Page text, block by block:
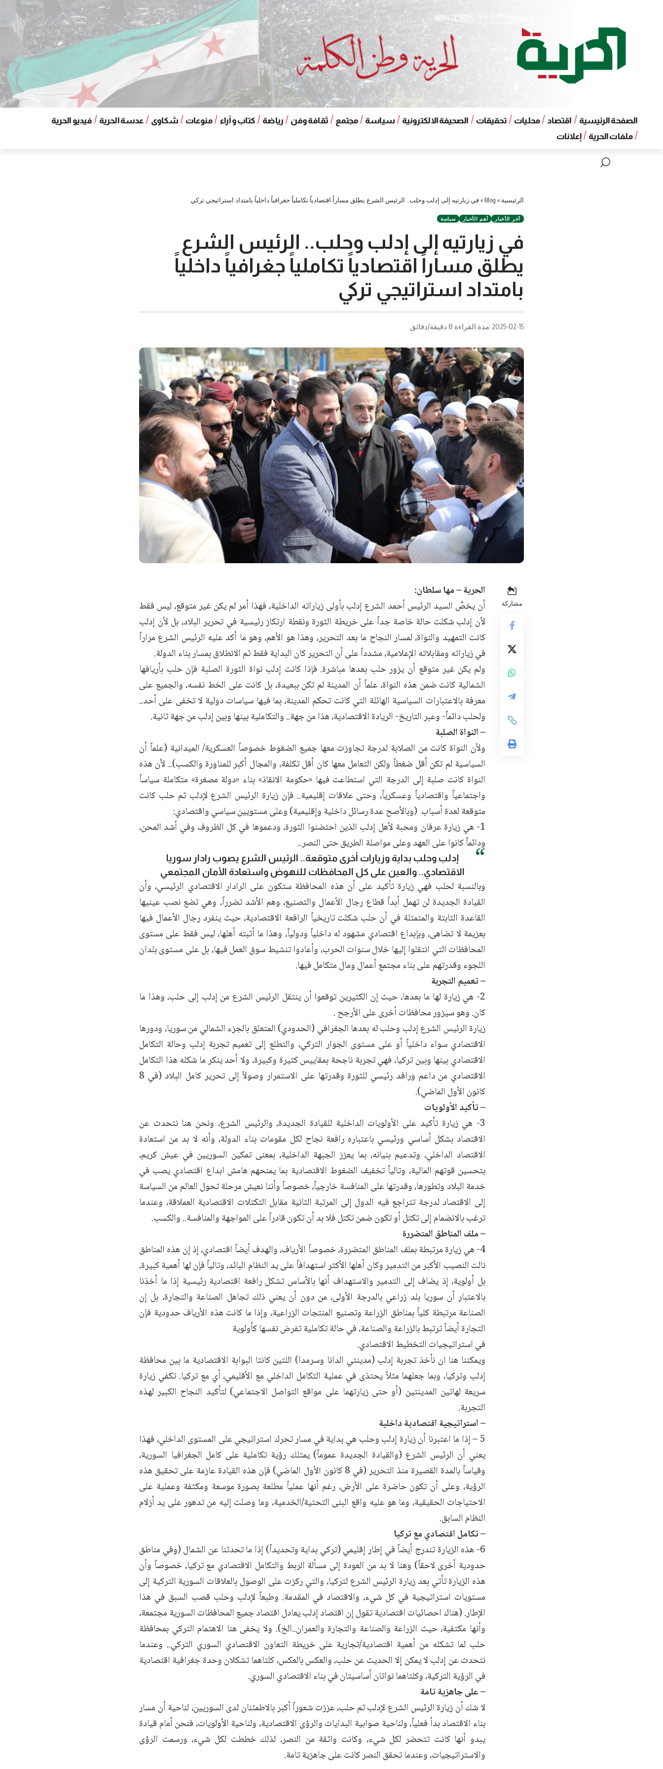
الصفحة الرئيسية اقتصاد محليات تحقيقات الصحيفة الالكترونية سياسة مجتمع ثقافة وفن رياضة كتاب و آراء منوعات شكاوى عدسة الحرية
فيديو الحرية
ملفات الحرية
إعلانات
الرئيسية »
Blog
»في زيارتيه إلى إدلب وحلب.. الرئيس الشرع يطلق مساراً اقتصادياً تكاملياً جغرافياً داخلياً بامتداد استراتيجي تركي
آخر الأخبار أهم الأخبار سياسة
في زيارتيه إلى إدلب وحلب.. الرئيس الشرع
يطلق مساراً اقتصادياً تكاملياً جغرافياً داخلياً
بامتداد استراتيجي تركي
2025-02-15 مدة القراءة 8 دقيقة/دقائق
مشاركة
الحرية – مها سلطان:
أن يخصَّ السيد الرئيس أحمد الشرع إدلب بأولى زياراته الداخلية، فهذا أمر لم يكن غير متوقع، ليس فقط
لأن إدلب شكلت حالة خاصة جداً على خريطة الثورة ونقطة ارتكاز رئيسية في تحرير البلاد، بل لأن إدلب
كانت التمهيد والنواة، لمسار النجاح ما بعد التحرير، وهذا هو الأهم، وهو ما أكد عليه الرئيس الشرع مراراً
في زياراته ومقابلاته الإعلامية، مشدداً على أن التحرير كان البداية فقط ثم الانطلاق بمسار بناء الدولة.
ولم يكن غير متوقع أن يزور حلب بعدها مباشرة. فإذا كانت إدلب نواة الثورة الصلبة فإن حلب بأريافها
الشمالية كانت ضمن هذه النواة، علماً أن المدينة لم تكن ببعيدة، بل كانت على الخط نفسه، والجميع على
معرفة بالاعتبارات السياسية الهائلة التي كانت تحكم المدينة، بما فيها سياسات دولية لا تخفى على أحد..
ولحلب دائماً- وعبر التاريخ- الريادة الاقتصادية، هذا من جهة.. والتكاملية بينها وبين إدلب من جهة ثانية.
– النواة الصلبة
ولأن النواة كانت من الصلابة لدرجة تجاوزت معها جميع الضغوط خصوصاً العسكرية/ الميدانية (علماً أن
السياسية لم تكن أقل ضغطاً ولكن التعامل معها كان أقل تكلفة، والمجال أكبر للمناورة والكسب).. لأن هذه
النواة كانت صلبة إلى الدرجة التي استطاعت فيها «حكومة الانقاذ» بناء «دولة مصغرة» متكاملة سياساً
واجتماعياً واقتصادياً وعسكرياً، وحتى علاقات إقليمية.. فإن زيارة الرئيس الشرع لإدلب ثم حلب كانت
متوقعة لعدة أسباب (وبالأصح عدة رسائل داخلية وإقليمية) وعلى مستويين سياسي واقتصادي:
1- هي زيارة عرفان ومحبة لأهل إدلب الذين احتضنوا الثورة، ودعموها في كل الظروف وفي أشد المحن،
ودائماً كانوا على العهد وعلى مواصلة الطريق حتى النصر..
إدلب وحلب بداية وزيارات أخرى متوقعة.. الرئيس الشرع يصوب رادار سوريا
الاقتصادي.. والعين على كل المحافظات للنهوض واستعادة الأمان المجتمعي
وبالنسبة لحلب فهي زيارة تأكيد على أن هذه المحافظة ستكون على الرادار الاقتصادي الرئيسي، وأن
القيادة الجديدة لن تهمل أبداً قطاع رجال الأعمال والتصنيع، وهم الأشد تضرراً، وهي تضع نصب عينيها
القاعدة الثابتة والمتمثلة في أن حلب شكلت تاريخياً الرافعة الاقتصادية، حيث ينفرد رجال الأعمال فيها
بعزيمة لا تضاهى، وبإبداع اقتصادي مشهود له داخلياً ودولياً، وهذا ما أثبته أهلها، ليس فقط على مستوى
المحافظات التي انتقلوا إليها خلال سنوات الحرب، وأعادوا تنشيط سوق العمل فيها، بل على مستوى بلدان
اللجوء وقدرتهم على بناء مجتمع أعمال ومال متكامل فيها.
– تعميم التجربة
2- هي زيارة لها ما بعدها، حيث إن الكثيرين توقعوا أن ينتقل الرئيس الشرع من إدلب إلى حلب، وهذا ما
كان. وهو سيزور محافظات أخرى على الأرجح .
زيارة الرئيس الشرع إدلب وحلب له بعدها الجغرافي (الحدودي) المتعلق بالجزء الشمالي من سوريا، ودورها
الاقتصادي سواء داخلياً أو على مستوى الجوار التركي، والتطلع إلى تعميم تجربة إدلب وحالة التكامل
الاقتصادي بينها وبين تركيا، فهي تجربة ناجحة بمقاييس كثيرة وكبيرة، ولا أحد ينكر ما شكله هذا التكامل
الاقتصادي من داعم ورافد رئيسي للثورة وقدرتها على الاستمرار وصولاً إلى تحرير كامل البلاد (في 8
كانون الأول الماضي).
– تأكيد الأولويات
3- هي زيارة تأكيد على الأولويات الداخلية للقيادة الجديدة، والرئيس الشرع، ونحن هنا نتحدث عن
الاقتصاد بشكل أساسي ورئيسي باعتباره رافعة نجاح لكل مقومات بناء الدولة، وأنه لا بد من استعادة
الاقتصاد الداخلي، وتدعيم بنيانه، بما يعزز الجبهة الداخلية، بمعنى تمكين السوريين في عيش كريم،
بتحسين قوتهم المالية، وتالياً تخفيف الضغوط الاقتصادية بما يمنحهم هامش ابداع اقتصادي يصب في
خدمة البلاد وتطورها، وقدرتها على المنافسة خارجياً، خصوصاً وأننا نعيش مرحلة تحول العالم من السياسة
إلى الاقتصاد لدرجة تتراجع فيه الدول إلى المرتبة الثانية مقابل التكتلات الاقتصادية العملاقة، وعندما
ترغب بالانضمام إلى تكتل أو تكون ضمن تكتل فلا بد أن تكون قادراً على المواجهة والمنافسة.. والكسب.
– ملف المناطق المتضررة
4- هي زيارة مرتبطة بملف المناطق المتضررة، خصوصاً الأرياف، والهدف أيضاً اقتصادي، إذ إن هذه المناطق
نالت النصيب الأكبر من التدمير وكان أهلها الأكثر استهدافاً على يد النظام البائد، وتالياً فإن لها أهمية كبيرة،
بل أولوية، إذ يضاف إلى التدمير والاستهداف أنها بالأساس تشكل رافعة اقتصادية رئيسية إذا ما أخذنا
بالاعتبار أن سوريا بلد زراعي بالدرجة الأولى، من دون أن يعني ذلك تجاهل الصناعة والتجارة، بل إن
الصناعة مرتبطة كلياً بمناطق الزراعة وتصنيع المنتجات الزراعية، وإذا ما كانت هذه الأرياف حدودية فإن
التجارة أيضاً ترتبط بالزراعة والصناعة، في حالة تكاملية تفرض نفسها كأولوية
في استراتيجيات التخطيط الاقتصادي.
ويمكننا هنا ان نأخذ تجربة إدلب (مدينتي الدانا وسرمدا) اللتين كانتا البوابة الاقتصادية ما بين محافظة
إدلب وتركيا، وبما جعلهما مثلاً يحتذى في عملية التكامل الداخلي مع الأقليمي، أي مع تركيا. تكفي زيارة
سريعة لهاتين المدينتين (أو حتى زيارتهما على مواقع التواصل الاجتماعي) لتأكيد النجاح الكبير لهذه
التجربة.
– استراتيجية اقتصادية داخلية
5 – إذا ما اعتبرنا أن زيارة إدلب وحلب هي بداية في مسار تحرك استراتيجي على المستوى الداخلي، فهذا
يعني أن الرئيس الشرع (والقيادة الجديدة عموماً) يمتلك رؤية تكاملية على كامل الجغرافيا السورية،
وقياساً بالمدة القصيرة منذ التحرير (في 8 كانون الأول الماضي) فإن هذه القيادة عازمة على تحقيق هذه
الرؤية، وعلى أن تكون حاضرة على الأرض، رغم أنها عملياً مطلعة بصورة موسعة ومكثفة وعملية على
الاحتياجات الحقيقية، وما هو عليه واقع البنى التحتية/الخدمية، وما وصلت إليه من تدهور على يد أزلام
النظام السابق.
– تكامل اقتصادي مع تركيا
6- هذه الزيارة تندرج أيضاً في إطار إقليمي (تركي بداية وتحديداً) إذا ما تحدثنا عن الشمال (وفي مناطق
حدودية أخرى لاحقاً) وهنا لا بد من العودة إلى مسألة الربط والتكامل الاقتصادي مع تركيا، خصوصاً وأن
هذه الزيارة تأتي بعد زيارة الرئيس الشرع لتركيا، والتي ركزت على الوصول بالعلاقات السورية التركية إلى
مستويات استراتيجية في كل شيء، والاقتصاد في المقدمة. وطبعاً لإدلب وحلب قصب السبق في هذا
الإطار. (هناك احصائيات اقتصادية تقول إن اقتصاد إدلب يعادل اقتصاد جميع المحافظات السورية مجتمعة،
وأنها مكتفية، حيث الزراعة والصناعة والتجارة والعمران..الخ). ولا يخفى هنا الاهتمام التركي بمحافظة
حلب لما تشكله من أهمية اقتصادية/تجارية على خريطة التعاون الاقتصادي السوري التركي.. وعندما
نتحدث عن إدلب لا يمكن إلا الحديث عن حلب، والعكس بالعكس، كلتاهما تشكلان وحدة جغرافية اقتصادية
في الرؤية التركية، وكلتاهما نواتان أساسيتان في بناء الاقتصادي السوري.
– على جاهزية تامة
لا شك أن زيارة الرئيس الشرع لإدلب ثم حلب، عززت شعوراً أكبر بالاطمئنان لدى السوريين، لناحية أن مسار
بناء الاقتصاد بدأ فعلياً، ولناحية صوابية البدايات والرؤى الاقتصادية، ولناحية الأولويات، فنحن أمام قيادة
يبدو أنها كانت تتحضر لكل شيء، وكانت واثقة من النصر، لذلك خططت لكل شيء، ورسمت الرؤى
والاستراتيجيات، وعندما تحقق النصر كانت على جاهزية تامة.